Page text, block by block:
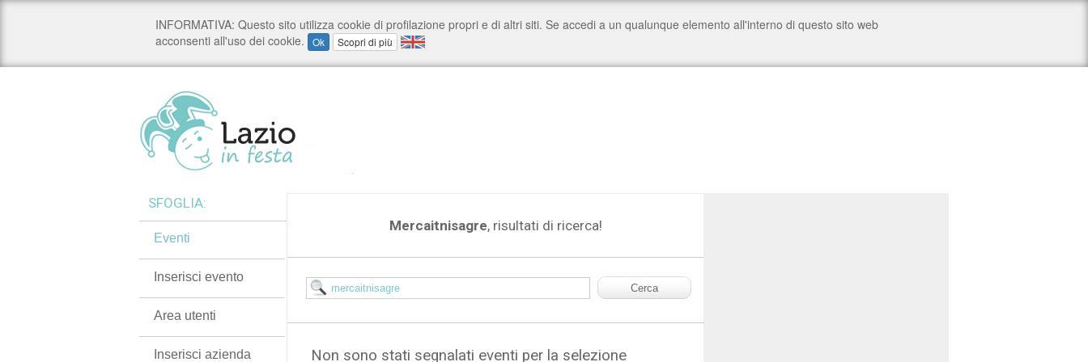
Mercaitnisagre, risultati di ricerca!
Non sono stati segnalati eventi per la selezione
SFOGLIA:
Eventi
Inserisci evento
Area utenti
Inserisci azienda